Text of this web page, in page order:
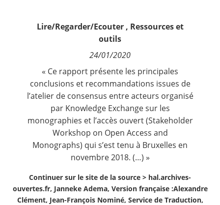
Nous suivreLire/Regarder/Ecouter, Ressources et
outils
24/01/2020
« Ce rapport présente les principales
conclusions et recommandations issues de
l’atelier de consensus entre acteurs organisé
par Knowledge Exchange sur les
monographies et l’accès ouvert (Stakeholder
Workshop on Open Access and
Monographs) qui s’est tenu à Bruxelles en
novembre 2018. (…) »
Continuer sur le site de la source > hal.archives-
ouvertes.fr, Janneke Adema, Version française :Alexandre
Clément, Jean-François Nominé, Service de Traduction,